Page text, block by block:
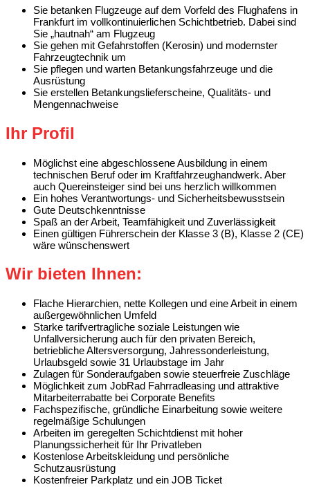
Sie betanken Flugzeuge auf dem Vorfeld des Flughafens in
Frankfurt im vollkontinuierlichen Schichtbetrieb. Dabei sind
Sie „hautnah“ am Flugzeug
Sie gehen mit Gefahrstoffen (Kerosin) und modernster
Fahrzeugtechnik um
Sie pflegen und warten Betankungsfahrzeuge und die
Ausrüstung
Sie erstellen Betankungslieferscheine, Qualitäts- und
Mengennachweise
Ihr Profil
Möglichst eine abgeschlossene Ausbildung in einem
technischen Beruf oder im Kraftfahrzeughandwerk. Aber
auch Quereinsteiger sind bei uns herzlich willkommen
Ein hohes Verantwortungs- und Sicherheitsbewusstsein
Gute Deutschkenntnisse
Spaß an der Arbeit, Teamfähigkeit und Zuverlässigkeit
Einen gültigen Führerschein der Klasse 3 (B), Klasse 2 (CE)
wäre wünschenswert
Wir bieten Ihnen:
Flache Hierarchien, nette Kollegen und eine Arbeit in einem
außergewöhnlichen Umfeld
Starke tarifvertragliche soziale Leistungen wie
Unfallversicherung auch für den privaten Bereich,
betriebliche Altersversorgung, Jahressonderleistung,
Urlaubsgeld sowie 31 Urlaubstage im Jahr
Zulagen für Sonderaufgaben sowie steuerfreie Zuschläge
Möglichkeit zum JobRad Fahrradleasing und attraktive
Mitarbeiterrabatte bei Corporate Benefits
Fachspezifische, gründliche Einarbeitung sowie weitere
regelmäßige Schulungen
Arbeiten im geregelten Schichtdienst mit hoher
Planungssicherheit für Ihr Privatleben
Kostenlose Arbeitskleidung und persönliche
Schutzausrüstung
Kostenfreier Parkplatz und ein JOB Ticket